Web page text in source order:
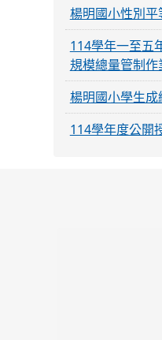
楊明國小性別
114學年一至五
規模總量管制作
楊明國小學生成
114學年度公開